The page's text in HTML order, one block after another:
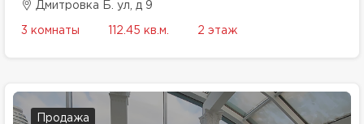
Дмитровка Б. ул, д 9
3 комнаты 112.45 кв.м. 2 этаж
Продажа